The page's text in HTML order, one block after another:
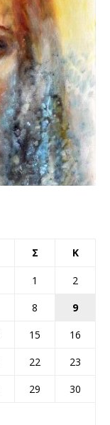
Σ Κ
1
2
8
9
15
16
22
23
29
30